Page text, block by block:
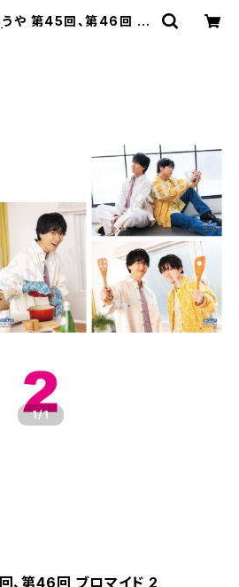
うや 第45回、第46回 ブ
1/1
、第46回 ブロマイド 2